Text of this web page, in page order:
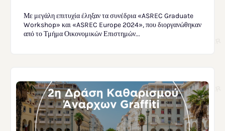
Με μεγάλη επιτυχία έληξαν τα συνέδρια «ASREC Graduate
Workshop» και «ASREC Europe 2024», που διοργανώθηκαν
από το Τμήμα Οικονομικών Επιστημών...